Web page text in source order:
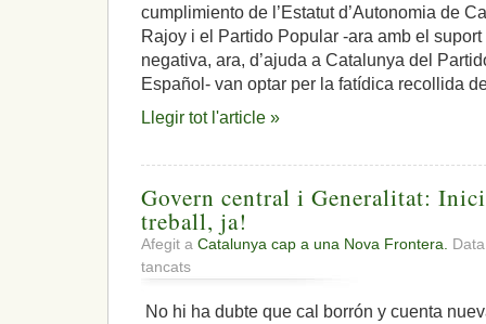
amb
el
conflicte
i
solució
per
48%
dels
ciutadans
‘si’
volen
estat
cumplimiento de l’Estatut d’Autonomia de
Rajoy i el Partido Popular -ara amb el
negativa, ara, d’ajuda a Catalunya del
Español- van optar per la fatídica recollida
Llegir tot l'article »
Govern central i Generalitat:
treball, ja!
Afegit a Catalunya cap a una Nova Frontera.
tancats
Govern
No hi ha dubte que cal borrón y cuenta